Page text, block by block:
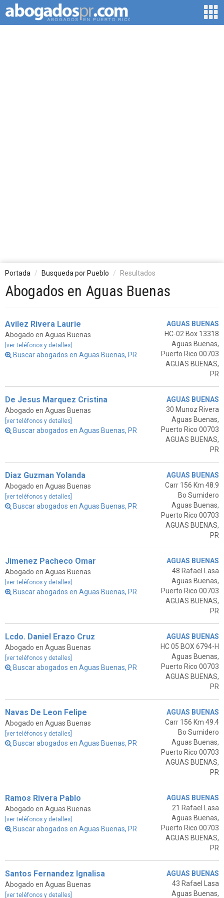
Portada Busqueda por Pueblo Resultados
Abogados en Aguas Buenas
Avilez Rivera Laurie
Abogado en Aguas Buenas
[ver teléfonos y detalles]
Buscar abogados en Aguas Buenas, PR
AGUAS BUENAS
HC-02 Box 13318
Aguas Buenas,
Puerto Rico 00703
AGUAS BUENAS,
PR
De Jesus Marquez Cristina
Abogado en Aguas Buenas
[ver teléfonos y detalles]
Buscar abogados en Aguas Buenas, PR
AGUAS BUENAS
30 Munoz Rivera
Aguas Buenas,
Puerto Rico 00703
AGUAS BUENAS,
PR
Diaz Guzman Yolanda
Abogado en Aguas Buenas
[ver teléfonos y detalles]
Buscar abogados en Aguas Buenas, PR
AGUAS BUENAS
Carr 156 Km 48.9
Bo Sumidero
Aguas Buenas,
Puerto Rico 00703
AGUAS BUENAS,
PR
Jimenez Pacheco Omar
Abogado en Aguas Buenas
[ver teléfonos y detalles]
Buscar abogados en Aguas Buenas, PR
AGUAS BUENAS
48 Rafael Lasa
Aguas Buenas,
Puerto Rico 00703
AGUAS BUENAS,
PR
Lcdo. Daniel Erazo Cruz
Abogado en Aguas Buenas
[ver teléfonos y detalles]
Buscar abogados en Aguas Buenas, PR
AGUAS BUENAS
HC 05 BOX 6794-H
Aguas Buenas,
Puerto Rico 00703
AGUAS BUENAS,
PR
Navas De Leon Felipe
Abogado en Aguas Buenas
[ver teléfonos y detalles]
Buscar abogados en Aguas Buenas, PR
AGUAS BUENAS
Carr 156 Km 49.4
Bo Sumidero
Aguas Buenas,
Puerto Rico 00703
AGUAS BUENAS,
PR
Ramos Rivera Pablo
Abogado en Aguas Buenas
[ver teléfonos y detalles]
Buscar abogados en Aguas Buenas, PR
AGUAS BUENAS
21 Rafael Lasa
Aguas Buenas,
Puerto Rico 00703
AGUAS BUENAS,
PR
Santos Fernandez Ignalisa
Abogado en Aguas Buenas
[ver teléfonos y detalles]
AGUAS BUENAS
43 Rafael Lasa
Aguas Buenas,